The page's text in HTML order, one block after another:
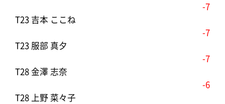
-7
T23 吉本 ここね
-7
T23 服部 真夕
-7
T28 金澤 志奈
-6
T28 上野 菜々子